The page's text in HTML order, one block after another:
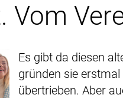
Vom
Es gibt da diesen
gründen sie erstmal
übertrieben. Aber